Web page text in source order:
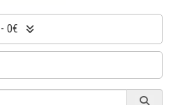
0 ARTICLE - 0€